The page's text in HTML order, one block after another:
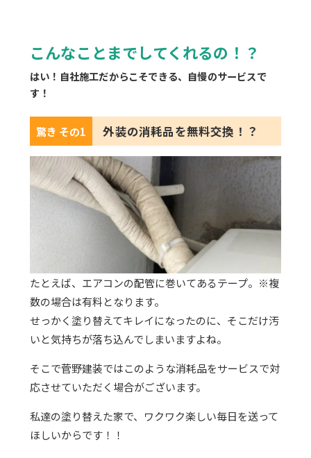
こんなことまでしてくれるの！？
はい！自社施工だからこそできる、自慢のサービスで
す！
驚き その1 外装の消耗品を無料交換！？
たとえば、エアコンの配管に巻いてあるテープ。※複
数の場合は有料となります。
せっかく塗り替えてキレイになったのに、そこだけ汚
いと気持ちが落ち込んでしまいますよね。
そこで菅野建装ではこのような消耗品をサービスで対
応させていただく場合がございます。
私達の塗り替えた家で、ワクワク楽しい毎日を送って
ほしいからです！！